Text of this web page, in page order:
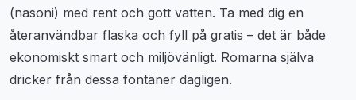
(nasoni) med rent och gott vatten. Ta med dig en
återanvändbar flaska och fyll på gratis – det är både
ekonomiskt smart och miljövänligt. Romarna själva
dricker från dessa fontäner dagligen.